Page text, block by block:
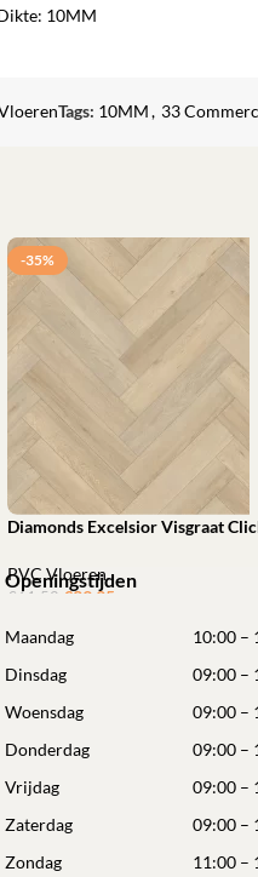
10MM
Tags: 10MM, 33
-35%
Diamonds Excelsior Visgraat
PVC Vloeren
€ 61,52 €39,95
Toevoegen aan winkelwagen
Openingstijden
Maandag
10:00 –
Dinsdag
09:00 –
Woensdag
09:00 –
Donderdag
09:00 –
Vrijdag
09:00 –
Zaterdag
09:00 –
Zondag
11:00 –